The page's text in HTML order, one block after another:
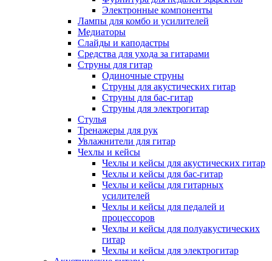
Электронные компоненты
Лампы для комбо и усилителей
Медиаторы
Слайды и каподастры
Средства для ухода за гитарами
Струны для гитар
Одиночные струны
Струны для акустических гитар
Струны для бас-гитар
Струны для электрогитар
Стулья
Тренажеры для рук
Увлажнители для гитар
Чехлы и кейсы
Чехлы и кейсы для акустических гитар
Чехлы и кейсы для бас-гитар
Чехлы и кейсы для гитарных
усилителей
Чехлы и кейсы для педалей и
процессоров
Чехлы и кейсы для полуакустических
гитар
Чехлы и кейсы для электрогитар